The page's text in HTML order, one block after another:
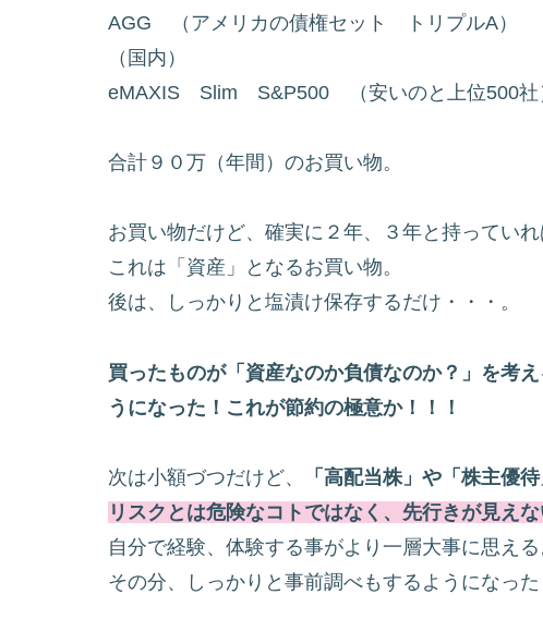
AGG （アメリカの債権セット トリプル
（国内）
eMAXIS Slim S&P500 （安いのと上位
合計９０万（年間）のお買い物。
お買い物だけど、確実に２年、３年と持ってい
これは「資産」となるお買い物。
後は、しっかりと塩漬け保存するだけ・・・。
買ったものが「資産なのか負債なのか？」を考
うになった！これが節約の極意か！！！
次は小額づつだけど、
「高配当株」や「株主優
リスクとは危険なコトではなく、先行きが見えな
自分で経験、体験する事がより一層大事に思える
その分、しっかりと事前調べもするようになった